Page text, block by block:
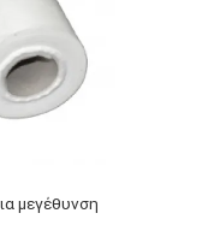
μεγέθυνση